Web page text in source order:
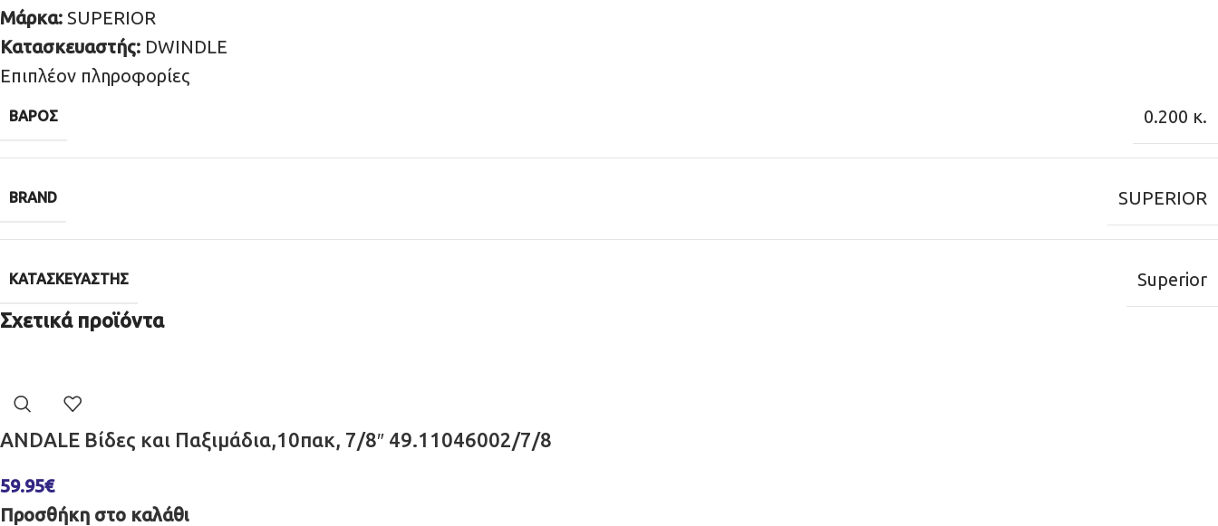
Μάρκα: SUPERIOR
Κατασκευαστής: DWINDLE
Επιπλέον πληροφορίες
ΒΆΡΟΣ 0.200 κ.
BRAND SUPERIOR
ΚΑΤΑΣΚΕΥΑΣΤΉΣ Superior
Σχετικά προϊόντα
ANDALE Βίδες και Παξιμάδια,10πακ, 7/8″ 49.11046002/7/8
59.95€
Προσθήκη στο καλάθι